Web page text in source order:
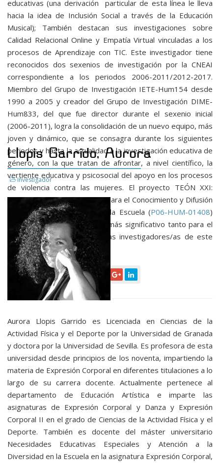
educativas (una derivación particular de esta línea le lleva
hacia la idea de Inclusión Social a través de la Educación
Musical); También destacan sus investigaciones sobre
Calidad Relacional Online y Empatía Virtual vinculadas a los
procesos de Aprendizaje con TIC. Este investigador tiene
reconocidos dos sexenios de investigación por la CNEAI
correspondiente a los periodos 2006-2011/2012-2017.
Miembro del Grupo de Investigación IETE-Hum154 desde
1990 a 2005 y creador del Grupo de Investigación DIME-
Hum833, del que fue director durante el sexenio inicial
(2006-2011), logra la consolidación de un nuevo equipo, más
joven y dinámico, que se consagra durante los siguientes
periodos y hasta la actualidad a la investigación educativa de
género, con la que tratan de afrontar, a nivel científico, la
vertiente educativa y psicosocial del apoyo en los procesos
de violencia contra las mujeres. El proyecto TEÓN XXI:
Creación de Recursos Online para el Conocimiento y Difusión
de la Cultura de Género en la Escuela (P06-HUM-01408)
supuso el punto de inflexión más significativo tanto para el
Grupo DIME como para los/as investigadores/as de este
equipo.
Leer más
Llopis Garrido, Aurora
Investigador
Aurora Llopis Garrido es Licenciada en Ciencias de la
Actividad Física y el Deporte por la Universidad de Granada
y doctora por la Universidad de Sevilla. Es profesora de esta
universidad desde principios de los noventa, impartiendo la
materia de Expresión Corporal en diferentes titulaciones a lo
largo de su carrera docente. Actualmente pertenece al
departamento de Educación Artística e imparte las
asignaturas de Expresión Corporal y Danza y Expresión
Corporal II en el grado de Ciencias de la Actividad Física y el
Deporte. También es docente del máster universitario
Necesidades Educativas Especiales y Atención a la
Diversidad en la Escuela en la asignatura Expresión Corporal,